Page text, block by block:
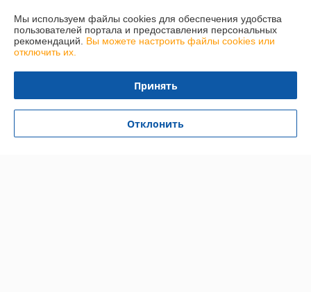
Полная версия сайта
Политика обработки cookies
Сайт создан на платформе Deal.by
Мы используем файлы cookies для обеспечения удобства
пользователей портала и предоставления персональных
рекомендаций. Вы можете настроить файлы cookies или
отключить их.
Принять
Отклонить